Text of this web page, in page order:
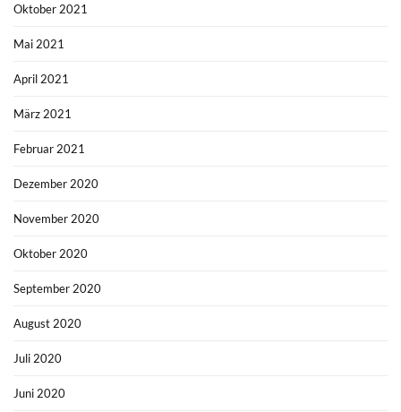
Oktober 2021
Mai 2021
April 2021
März 2021
Februar 2021
Dezember 2020
November 2020
Oktober 2020
September 2020
August 2020
Juli 2020
Juni 2020